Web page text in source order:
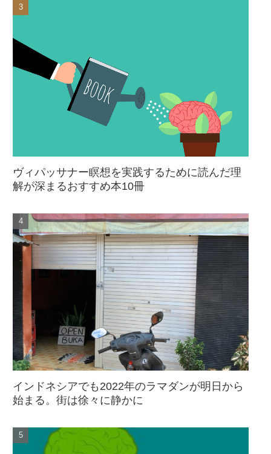
ヴィパッサナー瞑想を実践するために読んだ理
解が深まるおすすめ本10冊
インドネシアでも2022年のラマダンが明日から
始まる。街は徐々に静かに